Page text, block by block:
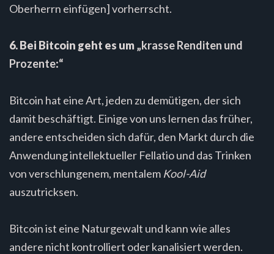
Oberherrn einfügen] vorherrscht.
6. Bei Bitcoin geht es um „krasse Renditen und
Prozente:“
Bitcoin hat eine Art, jeden zu demütigen, der sich
damit beschäftigt. Einige von uns lernen das früher,
andere entscheiden sich dafür, den Markt durch die
Anwendung intellektueller Fellatio und das Trinken
von verschlungenem, mentalem Kool-Aid
auszutricksen.
Bitcoin ist eine Naturgewalt und kann wie alles
andere nicht kontrolliert oder kanalisiert werden.